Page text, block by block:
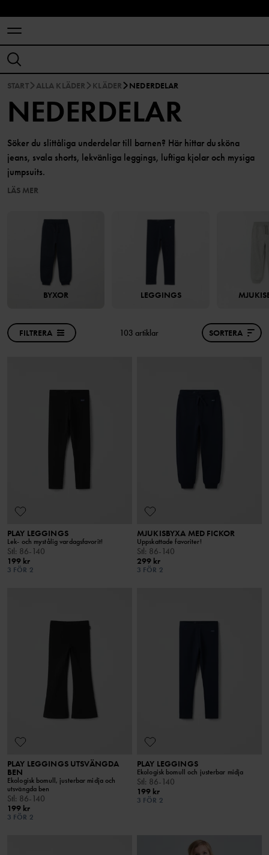
START ALLA KLÄDER KLÄDER NEDERDELAR
NEDERDELAR
Söker du slittåliga underdelar till barnen? Här hittar du sköna
jeans, svala shorts, lekvänliga leggings, luftiga kjolar och mysiga
jumpsuits.
LÄS MER
BYXOR LEGGINGS
FILTRERA 103 artiklar SORTERA
PLAY LEGGINGS
Lek- och mystålig vardagsfavorit!
Stl: 86-140
199 kr
3 FÖR 2
MJUKISBYXA MED FICKOR
Uppskattade favoriter!
Stl: 86-140
299 kr
3 FÖR 2
PLAY LEGGINGS UTSVÄNGDA
BEN
Ekologisk bomull, justerbar midja och
utsvängda ben
Stl: 86-140
199 kr
3 FÖR 2
PLAY LEGGINGS
Ekologisk bomull och justerbar midja
Stl: 86-140
199 kr
3 FÖR 2